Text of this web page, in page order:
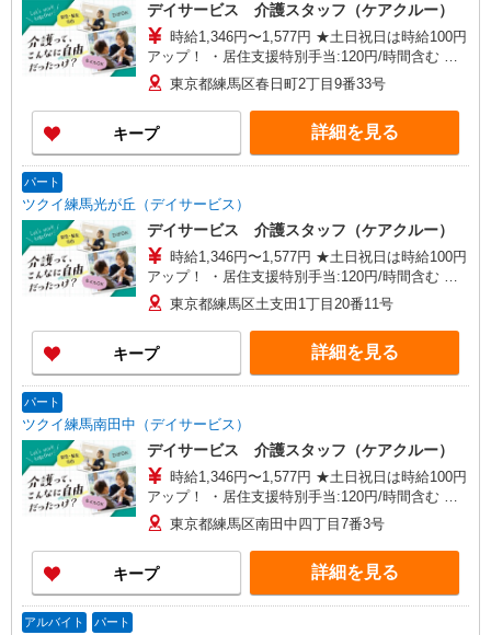
デイサービス 介護スタッフ（ケアクルー）
時給1,346円〜1,577円 ★土日祝日は時給100円
アップ！ ・居住支援特別手当:120円/時間含む ※
給与幅は資格・経験等による
東京都練馬区春日町2丁目9番33号
キープ 詳細を見る
パート
ツクイ練馬光が丘（デイサービス）
デイサービス 介護スタッフ（ケアクルー）
時給1,346円〜1,577円 ★土日祝日は時給100円
アップ！ ・居住支援特別手当:120円/時間含む ※
給与幅は資格・経験等による
東京都練馬区土支田1丁目20番11号
キープ 詳細を見る
パート
ツクイ練馬南田中（デイサービス）
デイサービス 介護スタッフ（ケアクルー）
時給1,346円〜1,577円 ★土日祝日は時給100円
アップ！ ・居住支援特別手当:120円/時間含む ※
給与幅は資格・経験等による
東京都練馬区南田中四丁目7番3号
キープ 詳細を見る
アルバイト パート